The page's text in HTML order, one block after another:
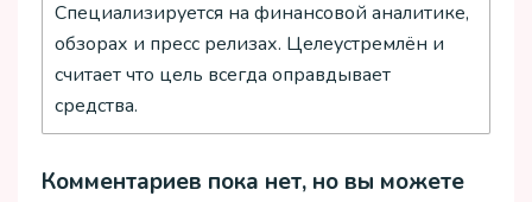
Специализируется на финансовой аналитике,
обзорах и пресс релизах. Целеустремлён и
считает что цель всегда оправдывает
средства.
Комментариев пока нет, но вы можете